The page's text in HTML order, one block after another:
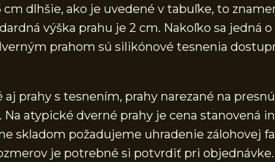
cm dlhšie, ako je uvedené v tabuľke, to
výška prahu je 2 cm. Nakoľko sa jedná
prahom sú silikónové tesnenia
aj prahy s tesnením, prahy narezané na
atypické dverné prahy je cena stanovená
skladom požadujeme uhradenie zálohovej
je potrebné si potvrdiť pri